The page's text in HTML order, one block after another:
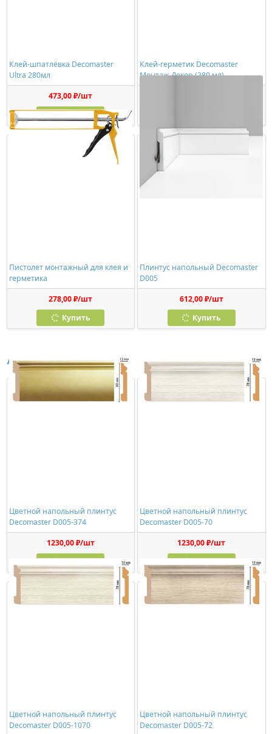
Клей-шпатлёвка Decomaster
Ultra 280мл
473,00 ₽/шт
Купить
Клей-герметик Decomaster
Монтаж-Декор (280 мл)
Пистолет монтажный для клея и
герметика
278,00 ₽/шт
Купить
Плинтус напольный Decomaster
D005
612,00 ₽/шт
Купить
Аналоги
Цветной напольный плинтус
Decomaster D005-374
1230,00 ₽/шт
Купить
Цветной напольный плинтус
Decomaster D005-70
1230,00 ₽/шт
Купить
Цветной напольный плинтус
Decomaster D005-1070
Цветной напольный плинтус
Decomaster D005-72